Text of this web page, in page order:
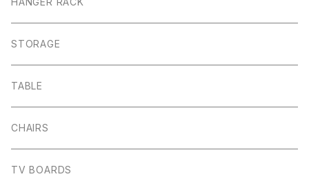
STORAGE
TABLE
CHAIRS
TV BOARDS